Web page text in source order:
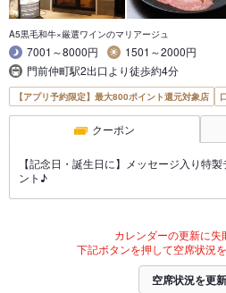
A5黒毛和牛×厳選ワインのマリアージュ
7001～8000円
1501～2000円
門前仲町駅2出口より徒歩約4分
【アプリ予約限定】最大800ポイント還元対象店
クーポン
【記念日・誕生日に】メッセージ入り特
ント♪
カレンダーの更新に失
下記ボタンを押して空席状況
空席状況を更